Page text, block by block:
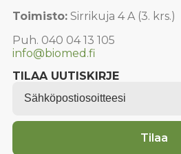
Toimisto:Sirrikuja 4 A (3. krs.)
Puh. 040 04 13 105
info@biomed.fi
TILAA UUTISKIRJE
Tilaa